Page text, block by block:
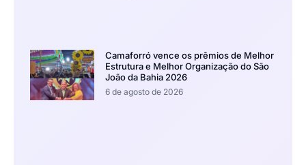
Camaforró vence os prêmios de Melhor
Estrutura e Melhor Organização do São
João da Bahia 2026
6 de agosto de 2026